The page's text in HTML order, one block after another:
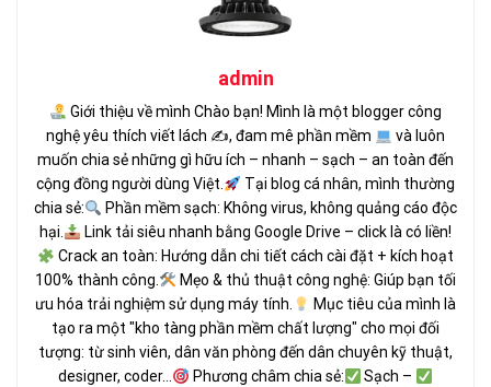
admin
Giới thiệu về mình Chào bạn! Mình là một blogger công
nghệ yêu thích viết lách ✍, đam mê phần mềm
và luôn
muốn chia sẻ những gì hữu ích – nhanh – sạch – an toàn đến
cộng đồng người dùng Việt.
Tại blog cá nhân, mình thường
chia sẻ:
Phần mềm sạch: Không virus, không quảng cáo độc
hại.
Link tải siêu nhanh bằng Google Drive – click là có liền!
Crack an toàn: Hướng dẫn chi tiết cách cài đặt + kích hoạt
100% thành công.
Mẹo & thủ thuật công nghệ: Giúp bạn tối
ưu hóa trải nghiệm sử dụng máy tính.
Mục tiêu của mình là
tạo ra một "kho tàng phần mềm chất lượng" cho mọi đối
tượng: từ sinh viên, dân văn phòng đến dân chuyên kỹ thuật,
designer, coder...
Phương châm chia sẻ:
Sạch –